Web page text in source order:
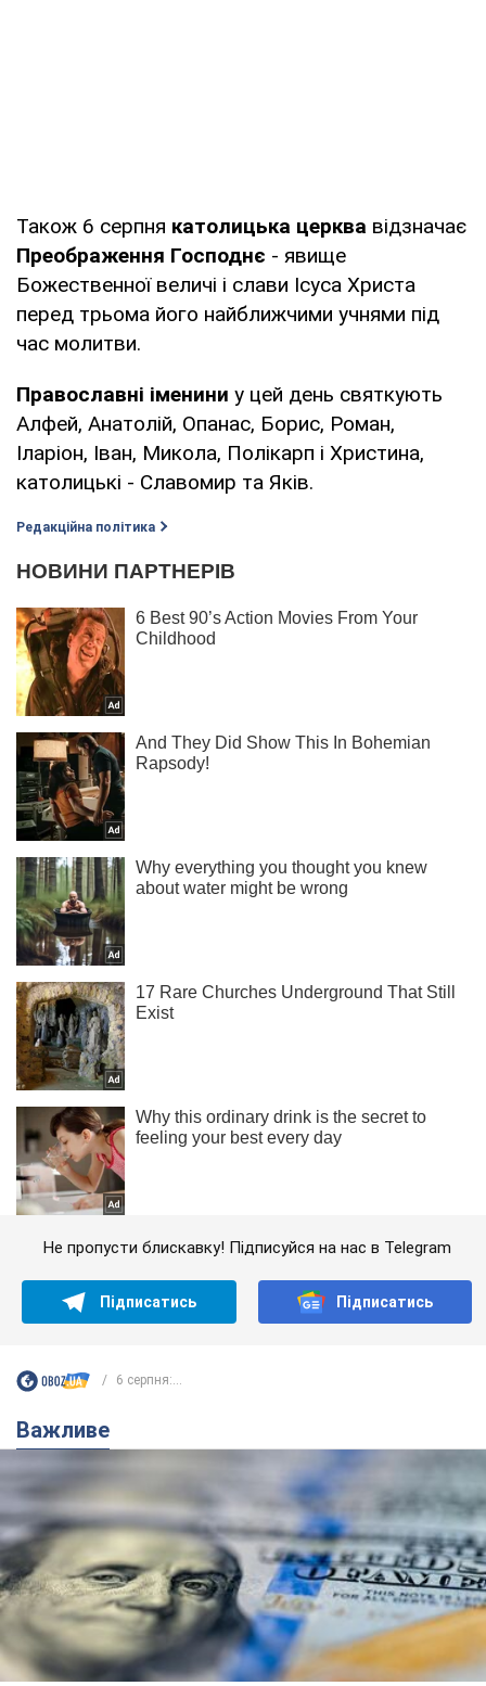
Також 6 серпня католицька церква відзначає
Преображення Господнє - явище
Божественної величі і слави Ісуса Христа
перед трьома його найближчими учнями під
час молитви.
Православні іменини у цей день святкують
Алфей, Анатолій, Опанас, Борис, Роман,
Іларіон, Іван, Микола, Полікарп і Христина,
католицькі - Славомир та Яків.
Редакційна політика
Не пропусти блискавку! Підписуйся на нас в Telegram
Підписатись Підписатись
6 серпня:...
Важливе